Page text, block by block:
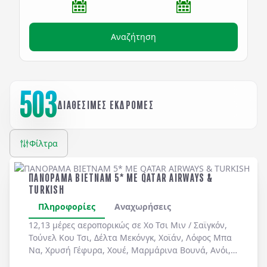
Αναζήτηση
503ΔΙΑΘΕΣΙΜΕΣ ΕΚΔΡΟΜΕΣ
Φίλτρα
ΠΑΝΟΡΑΜΑ ΒΙΕΤΝΑΜ 5* ME QATAR AIRWAYS &
TURKISH
Πληροφορίες
Αναχωρήσεις
12,13 μέρες αεροπορικώς σε Χο Τσι Μιν / Σαϊγκόν,
Τούνελ Κου Τσι, Δέλτα Μεκόνγκ, Χοϊάν, Λόφος Μπα
Να, Χρυσή Γέφυρα, Χουέ, Μαρμάρινα Βουνά, Ανόι,